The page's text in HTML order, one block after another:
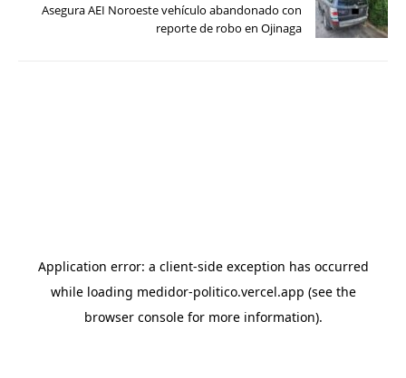
Asegura AEI Noroeste vehículo abandonado con
reporte de robo en Ojinaga